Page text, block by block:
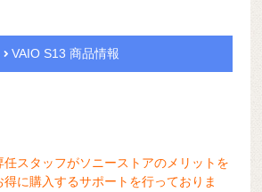
VAIO S13 商品情報
スタッフがソニーストアのメリットを
に購入するサポートを行っておりま